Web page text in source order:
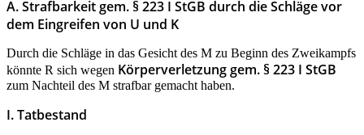
A. Strafbarkeit gem. § 223 I StGB durch die Schläge vor
dem Eingreifen von U und K
Durch die Schläge in das Gesicht des M zu Beginn des Zweikampfs
könnte R sich wegen Körperverletzung gem. § 223 I StGB
zum Nachteil des M strafbar gemacht haben.
I. Tatbestand